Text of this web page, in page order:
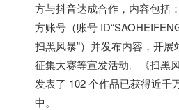
方与抖音达成合作，内容包括
方账号（账号
扫黑风暴”）并发布内容，开
征集大赛等宣发活动。《扫黑
发表了 102 个作品已获得近千
中。